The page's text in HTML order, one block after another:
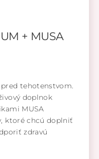
+ MUSA
tehotenstvom.
doplnok
MUSA
ktoré chcú doplniť
zdravú